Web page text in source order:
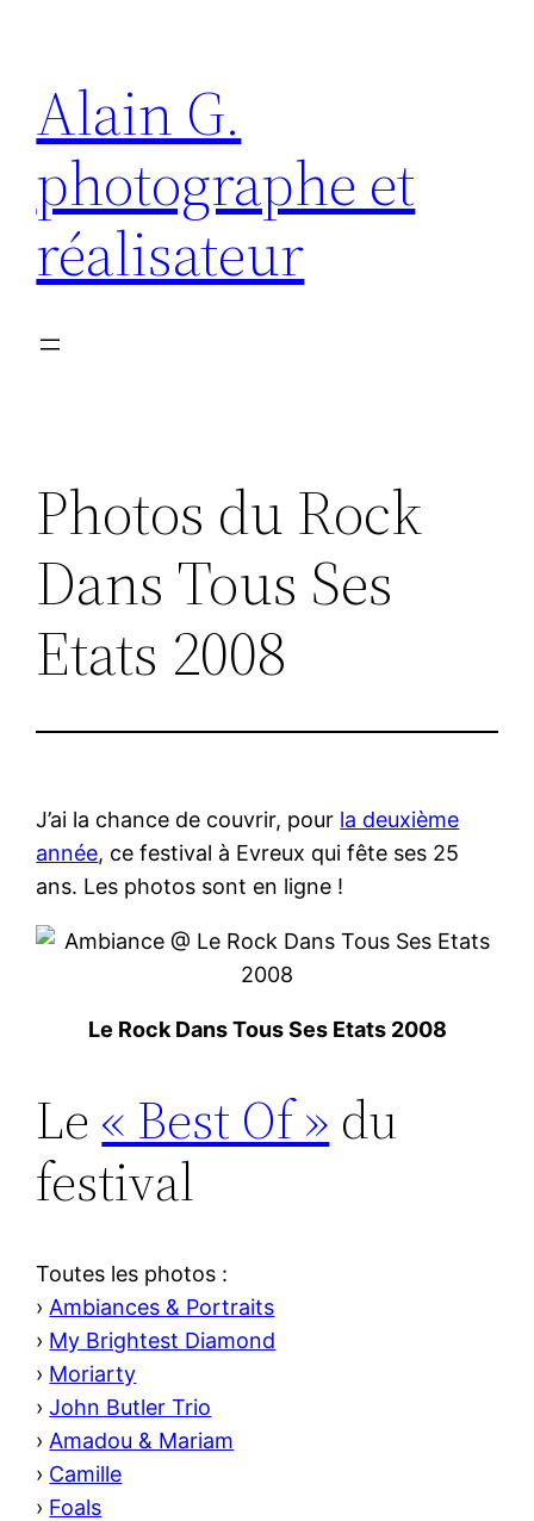
contenu
Alain G.
photographe et
réalisateur
Photos du Rock
Dans Tous Ses
Etats 2008
J’ai la chance de couvrir, pour la deuxième
année, ce festival à Evreux qui fête ses 25
ans. Les photos sont en ligne !
Le Rock Dans Tous Ses Etats 2008
Le « Best Of » du
festival
Toutes les photos :
› Ambiances & Portraits
› My Brightest Diamond
› Moriarty
›John Butler Trio
› Amadou & Mariam
› Camille
› Foals